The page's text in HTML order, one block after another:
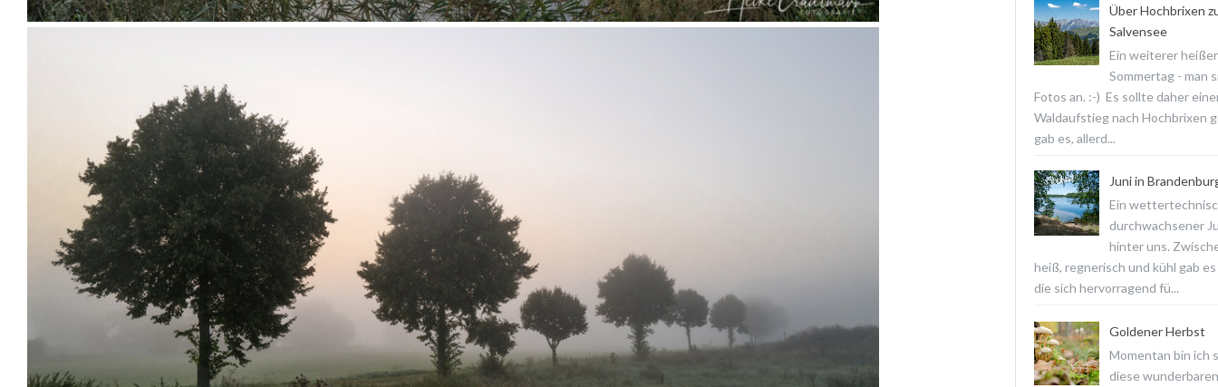
Über Hochbrixen
Salvensee
Ein weiterer heißer
Sommertag - man
Fotos an. :-) Es sollte daher
Waldaufstieg nach Hochbrixen
gab es, allerd...
Juni in
Ein
durchwachsener
hinter uns.
heiß, regnerisch und kühl gab es
die sich hervorragend fü...
Goldener Herbst
Momentan bin ich
diese wunderbaren